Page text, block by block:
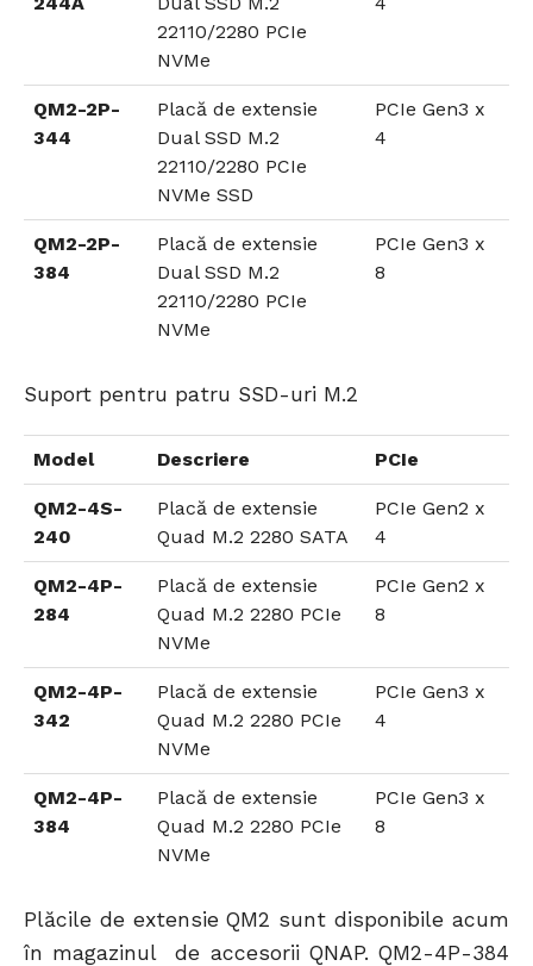
22110/2280 PCIe
NVMe
QM2-2P-
344
Placă de extensie
Dual SSD M.2
22110/2280 PCIe
NVMe SSD
PCIe Gen3 x
4
QM2-2P-
384
Placă de extensie
Dual SSD M.2
22110/2280 PCIe
NVMe
PCIe Gen3 x
8
Suport pentru patru SSD-uri M.2
Model Descriere PCIe
QM2-4S-
240
Placă de extensie
Quad M.2 2280 SATA
PCIe Gen2 x
4
QM2-4P-
284
Placă de extensie
Quad M.2 2280 PCIe
NVMe
PCIe Gen2 x
8
QM2-4P-
342
Placă de extensie
Quad M.2 2280 PCIe
NVMe
PCIe Gen3 x
4
QM2-4P-
384
Placă de extensie
Quad M.2 2280 PCIe
NVMe
PCIe Gen3 x
8
Plăcile de extensie QM2 sunt disponibile acum
în magazinul de accesorii QNAP. QM2-4P-384